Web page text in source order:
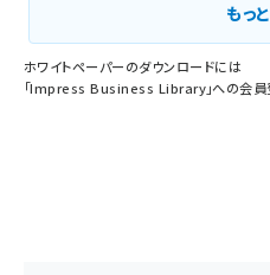
もっ
ホワイトペーパーのダウンロードには
「Impress Business Library」への会